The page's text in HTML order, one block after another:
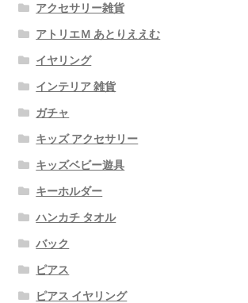
アクセサリー雑貨
アトリエＭ あとりええむ
イヤリング
インテリア 雑貨
ガチャ
キッズ アクセサリー
キッズベビー遊具
キーホルダー
ハンカチ タオル
バック
ピアス
ピアス イヤリング